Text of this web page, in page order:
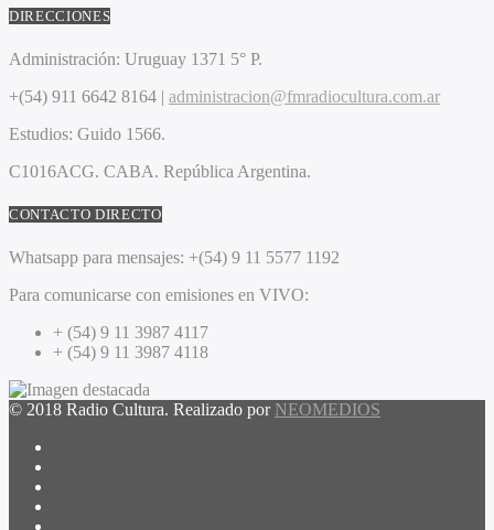
DIRECCIONES
Administración: Uruguay 1371 5° P.
+(54) 911 6642 8164 | administracion@fmradiocultura.com.ar
Estudios: Guido 1566.
C1016ACG. CABA. República Argentina.
CONTACTO DIRECTO
Whatsapp para mensajes: +(54) 9 11 5577 1192
Para comunicarse con emisiones en VIVO:
+ (54) 9 11 3987 4117
+ (54) 9 11 3987 4118
© 2018 Radio Cultura. Realizado por NEOMEDIOS